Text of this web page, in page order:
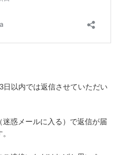
以内では返信させていただい
惑メールに入る）で返信が届